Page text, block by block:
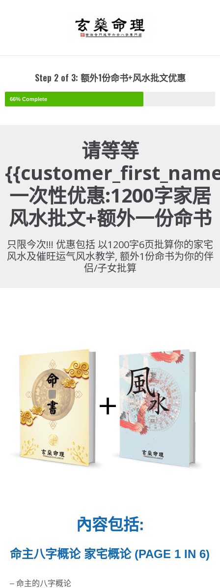
Step 2 of 3: 额外1份命书+风水批文优惠
66% Complete
请等等
一次性优惠:1200字家居
风水批文+额外一份命书
只限今次!!! 优惠包括 以1200字6页批算你的家宅
风水及催旺运气风水教学, 额外1份命书为你的伴
侣/子女批算
內容包括:
命主八字概论 家宅概论 (PAGE 1 IN 6)
– 命主的八字概论